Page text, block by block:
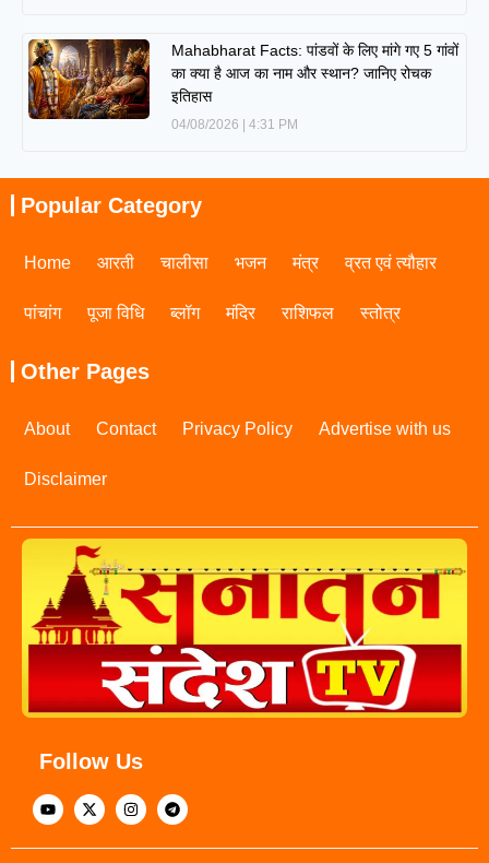
Mahabharat Facts: पांडवों के लिए मांगे गए 5 गांवों
का क्या है आज का नाम और स्थान? जानिए रोचक
इतिहास
04/08/2026 4:31 PM
Popular Category
Home आरती चालीसा भजन मंत्र व्रत एवं त्यौहार
पांचांग पूजा विधि ब्लॉग मंदिर राशिफल स्तोत्र
Other Pages
About Contact Privacy Policy Advertise with us
Disclaimer
Follow Us